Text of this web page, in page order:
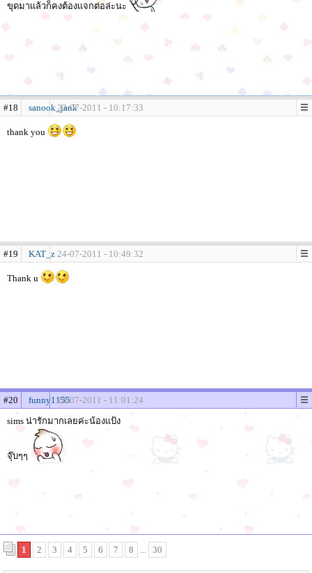
ขุดมาแล้วก็คงต้องแจกต่อล่ะนะ
#18 sanook_jank23-07-2011 - 10:17:33
thank you
#19 KAT_z 24-07-2011 - 10:49:32
Thank u
#20 funny115524-07-2011 - 11:01:24
sims น่ารักมากเลยค่ะน้องแป้ง
จุ๊บๆๆ
1 2 3 4 5 6 7 8 ... 30